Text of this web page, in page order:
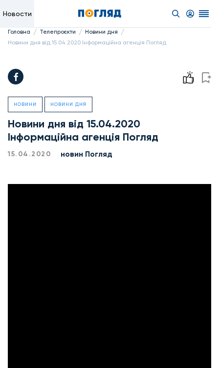
Новости
Головна / Телепроєкти / Новини дня /
Новини дня від 15.04.2020 Інформаційна агенція Погляд
НОВИНИ НОВИНИ ДНЯ
Новини дня від 15.04.2020
Інформаційна агенція Погляд
15.04.2020 новин Погляд